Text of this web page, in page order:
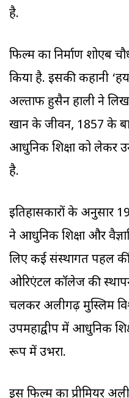
है.
फिल्म का निर्माण शोएब
किया है. इसकी कहानी
अल्ताफ हुसैन हाली ने
खान के जीवन, 1857 के
आधुनिक शिक्षा को लेकर
है.
इतिहासकारों के अनुसार
ने आधुनिक शिक्षा और
लिए कई संस्थागत पहल
ओरिएंटल कॉलेज की
चलकर अलीगढ़ मुस्लिम
उपमहाद्वीप में आधुनिक
रूप में उभरा.
इस फिल्म का प्रीमियर